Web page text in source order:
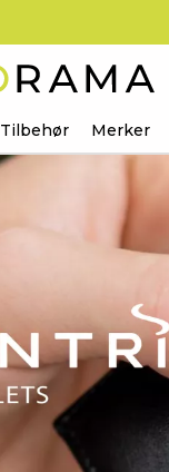
Tilbehør Merker